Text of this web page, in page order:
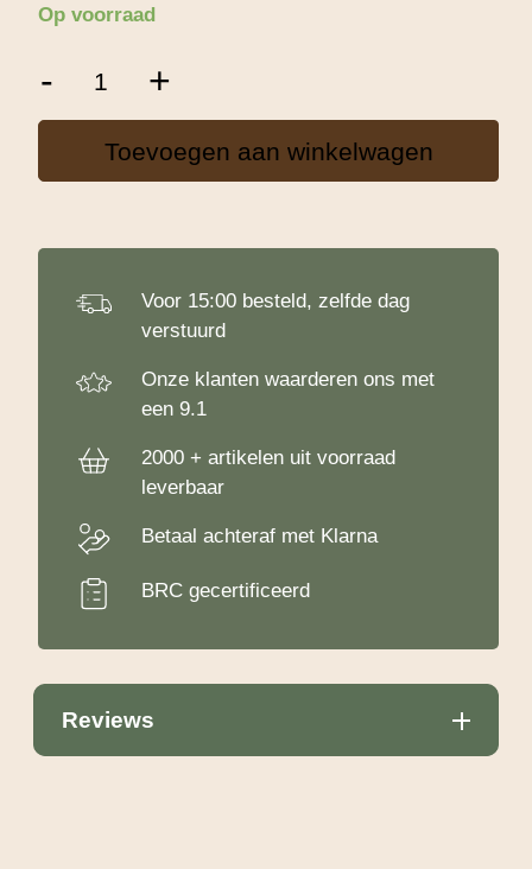
Op voorraad
-
7-
aantal
+
Toevoegen aan winkelwagen
Voor 15:00 besteld, zelfde dag
verstuurd
Onze klanten waarderen ons met
een 9.1
2000 + artikelen uit voorraad
leverbaar
Betaal achteraf met Klarna
BRC gecertificeerd
Reviews